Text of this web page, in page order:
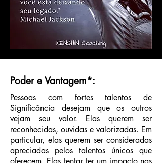
Poder e Vantagem*:
Pessoas com fortes talentos de
Significância desejam que os outros
vejam seu valor. Elas querem ser
reconhecidas, ouvidas e valorizadas. Em
particular, elas querem ser consideradas
apreciadas pelos talentos únicos que